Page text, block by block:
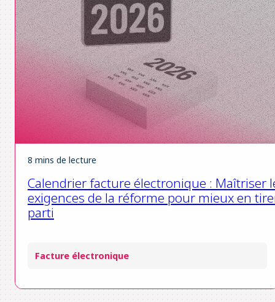
8 mins de lecture
Calendrier facture électronique : Maîtriser
exigences de la réforme pour mieux en
parti
Facture électronique